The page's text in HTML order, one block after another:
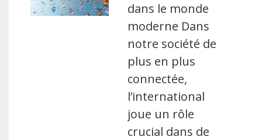
dans le monde
moderne Dans
notre société de
plus en plus
connectée,
l’international
joue un rôle
crucial dans de